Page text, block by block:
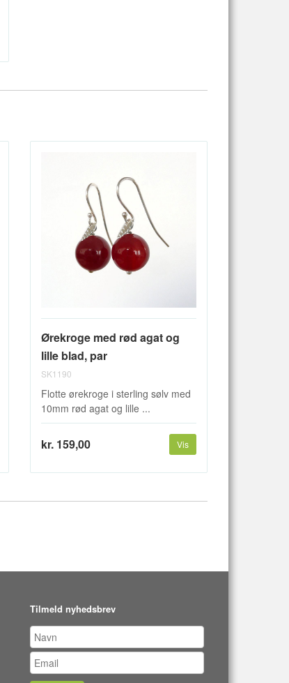
Ørekroge med rød agat og
lille blad, par
SK1190
Flotte ørekroge i sterling sølv med
10mm rød agat og lille ...
kr. 159,00 Vis
Tilmeld nyhedsbrev